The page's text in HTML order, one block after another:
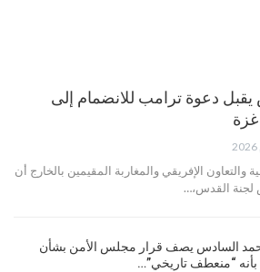
دعوة ترامب للانضمام إلى
والتعاون الإفريقي والمغاربة المقيمين بالخارج أن
لجنة القدس،…
السادس يصف قرار مجلس الأمن بشأن
بأنه “منعطف تاريخي”…